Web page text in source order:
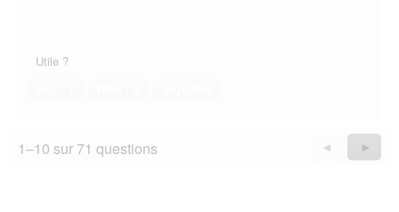
Utile ?
1–10 sur 71 questions
Précédent
Questions
◄ ►